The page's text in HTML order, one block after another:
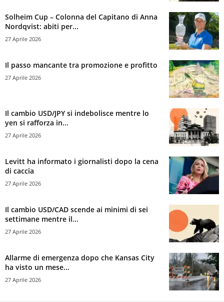
Solheim Cup – Colonna del Capitano di Anna
Nordqvist: abiti per...
27 Aprile 2026
Il passo mancante tra promozione e profitto
27 Aprile 2026
Il cambio USD/JPY si indebolisce mentre lo
yen si rafforza in...
27 Aprile 2026
Levitt ha informato i giornalisti dopo la cena
di caccia
27 Aprile 2026
Il cambio USD/CAD scende ai minimi di sei
settimane mentre il...
27 Aprile 2026
Allarme di emergenza dopo che Kansas City
ha visto un mese...
27 Aprile 2026